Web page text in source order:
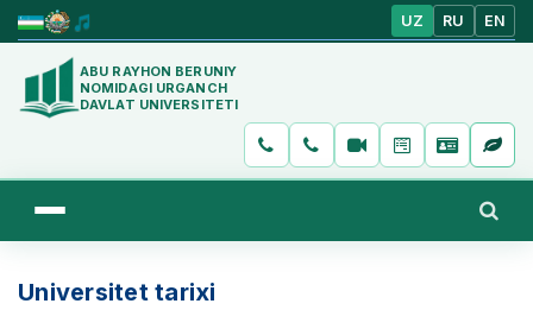
UZ RU EN
ABU RAYHON BERUNIY
NOMIDAGI URGANCH
DAVLAT UNIVERSITETI
Universitet tarixi